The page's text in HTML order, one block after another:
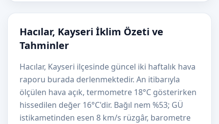
Hacılar, Kayseri İklim Özeti ve
Tahminler
Hacılar, Kayseri ilçesinde güncel iki haftalık hava
raporu burada derlenmektedir. An itibarıyla
ölçülen hava açık, termometre 18°C gösterirken
hissedilen değer 16°C'dir. Bağıl nem %53; GÜ
istikametinden esen 8 km/s rüzgâr, barometre